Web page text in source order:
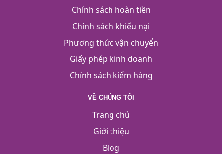
Chính sách hoàn tiền
Chính sách khiếu nại
Phương thức vận chuyển
Giấy phép kinh doanh
Chính sách kiểm hàng
VỀ CHÚNG TÔI
Trang chủ
Giới thiệu
Blog